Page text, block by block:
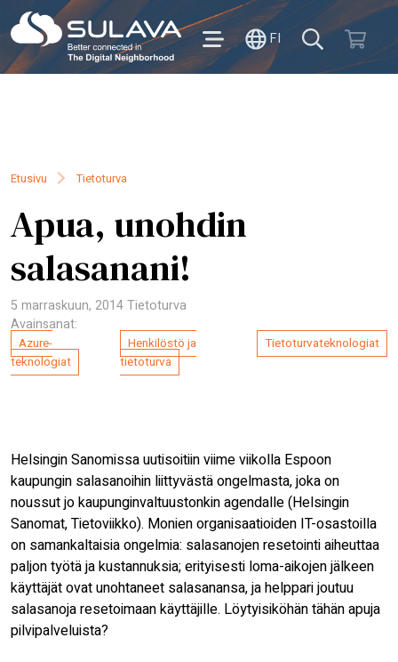
FI
Etusivu Tietoturva
Apua, unohdin
salasanani!
5 marraskuun, 2014Tietoturva
Avainsanat:
Azure-
teknologiat
Henkilöstö ja
tietoturva
Tietoturvateknologiat
Helsingin Sanomissa uutisoitiin viime viikolla Espoon
kaupungin salasanoihin liittyvästä ongelmasta, joka on
noussut jo kaupunginvaltuustonkin agendalle (Helsingin
Sanomat, Tietoviikko). Monien organisaatioiden IT-osastoilla
on samankaltaisia ongelmia: salasanojen resetointi aiheuttaa
paljon työtä ja kustannuksia; erityisesti loma-aikojen jälkeen
käyttäjät ovat unohtaneet salasanansa, ja helppari joutuu
salasanoja resetoimaan käyttäjille. Löytyisiköhän tähän apuja
pilvipalveluista?